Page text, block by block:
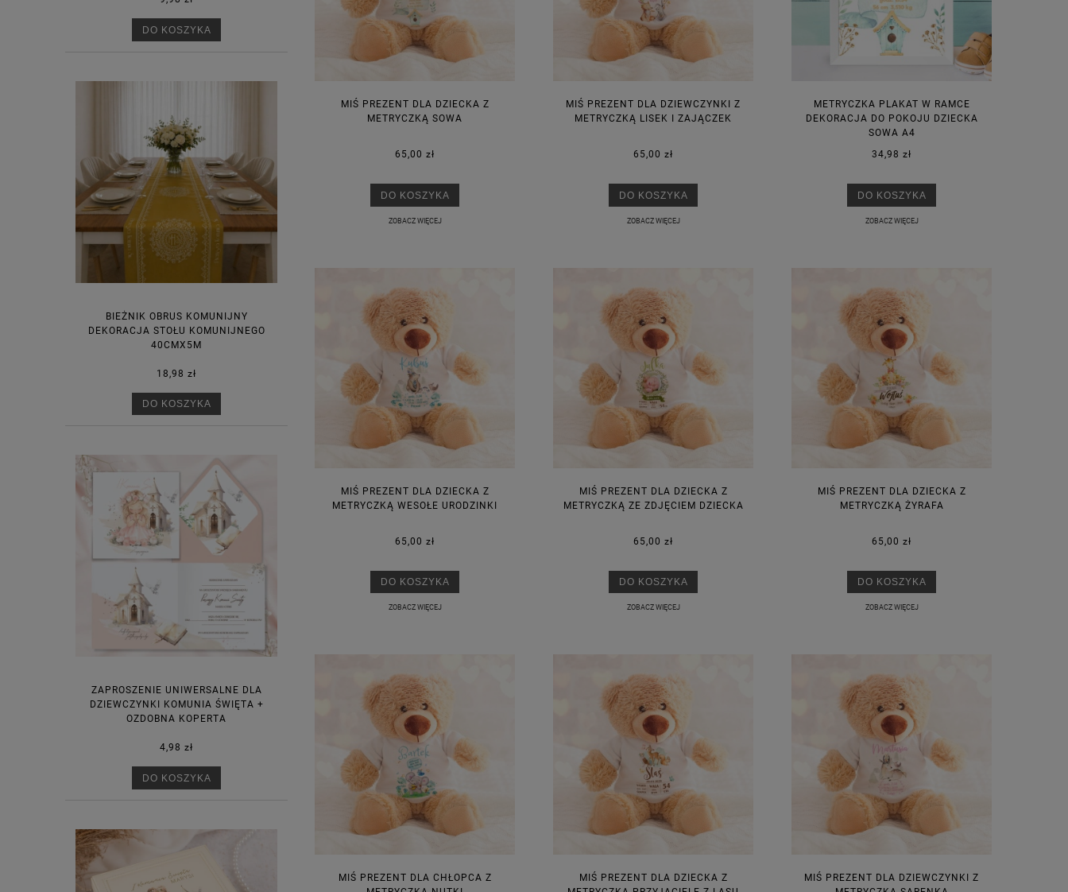
DO KOSZYKA
BIEŻNIK OBRUS KOMUNIJNY
DEKORACJA STOŁU KOMUNIJNEGO
40CMX5M
18,98 zł
DO KOSZYKA
ZAPROSZENIE UNIWERSALNE DLA
DZIEWCZYNKI KOMUNIA ŚWIĘTA +
OZDOBNA KOPERTA
4,98 zł
DO KOSZYKA
MIŚ PREZENT DLA DZIECKA Z
METRYCZKĄ SOWA
65,00 zł
DO KOSZYKA
ZOBACZ WIĘCEJ
MIŚ PREZENT DLA DZIEWCZYNKI Z
METRYCZKĄ LISEK I ZAJĄCZEK
65,00 zł
DO KOSZYKA
ZOBACZ WIĘCEJ
METRYCZKA PLAKAT W RAMCE
DEKORACJA DO POKOJU DZIECKA
SOWA A4
34,98 zł
DO KOSZYKA
ZOBACZ WIĘCEJ
MIŚ PREZENT DLA DZIECKA Z
METRYCZKĄ WESOŁE URODZINKI
65,00 zł
DO KOSZYKA
ZOBACZ WIĘCEJ
MIŚ PREZENT DLA DZIECKA Z
METRYCZKĄ ZE ZDJĘCIEM DZIECKA
65,00 zł
DO KOSZYKA
ZOBACZ WIĘCEJ
MIŚ PREZENT DLA DZIECKA Z
METRYCZKĄ ŻYRAFA
65,00 zł
DO KOSZYKA
ZOBACZ WIĘCEJ
MIŚ PREZENT DLA CHŁOPCA Z
MIŚ PREZENT DLA DZIECKA Z
MIŚ PREZENT DLA DZIEWCZYNKI Z